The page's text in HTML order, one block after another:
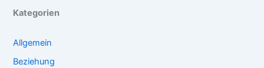
Kategorien
Allgemein
Beziehung